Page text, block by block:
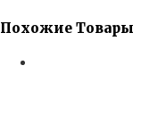
Похожие Товары